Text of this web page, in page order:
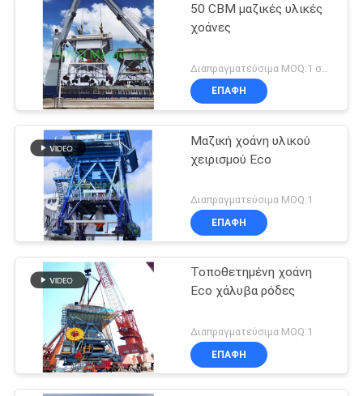
50 CBM μαζικές υλικές
χοάνες
ΕΠΑΦΉ
Μαζική χοάνη υλικού
χειρισμού Eco
Διαπραγματεύσιμα MOQ:1
ΕΠΑΦΉ
Τοποθετημένη χοάνη
Eco χάλυβα ρόδες
Διαπραγματεύσιμα MOQ:1
ΕΠΑΦΉ